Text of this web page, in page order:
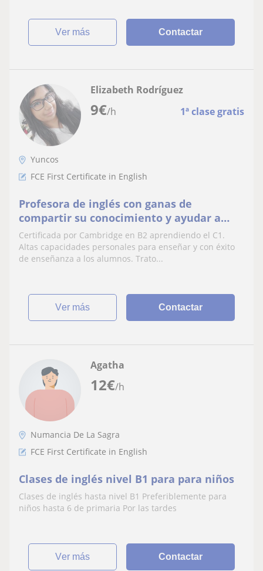
ver más Contactar
9€/h 1ª clase gratis
Elizabeth Rodríguez
Yuncos
FCE First Certificate in English
Profesora de inglés con ganas de
compartir su conocimiento y ayudar a
alumnos
Certificada por Cambridge en B2 aprendiendo el C1.
Altas capacidades personales para enseñar y con éxito
de enseñanza a los alumnos. Trato...
ver más Contactar
12€/h
Agatha
Numancia De La Sagra
FCE First Certificate in English
Clases de inglés nivel B1 para para niños
Clases de inglés hasta nivel B1 Preferiblemente para
niños hasta 6 de primaria Por las tardes
ver más Contactar